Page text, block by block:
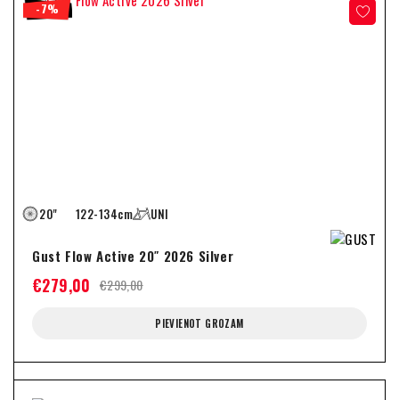
-7%
20" 122-134cm UNI
Gust Flow Active 20″ 2026 Silver
€299,00
€279,00
PIEVIENOT GROZAM